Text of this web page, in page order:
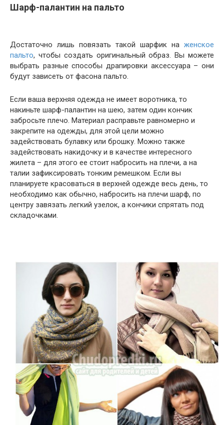
Шарф-палантин на пальто
Достаточно лишь повязать такой шарфик на женское
пальто, чтобы создать оригинальный образ. Вы можете
выбрать разные способы драпировки аксессуара – они
будут зависеть от фасона пальто.
Если ваша верхняя одежда не имеет воротника, то
накиньте шарф-палантин на шею, затем один кончик
забросьте плечо. Материал расправьте равномерно и
закрепите на одежды, для этой цели можно
задействовать булавку или брошку. Можно также
задействовать накидочку и в качестве интересного
жилета – для этого ее стоит набросить на плечи, а на
талии зафиксировать тонким ремешком. Если вы
планируете красоваться в верхней одежде весь день, то
необходимо как обычно, набросить на плечи шарф, по
центру завязать легкий узелок, а кончики спрятать под
складочками.